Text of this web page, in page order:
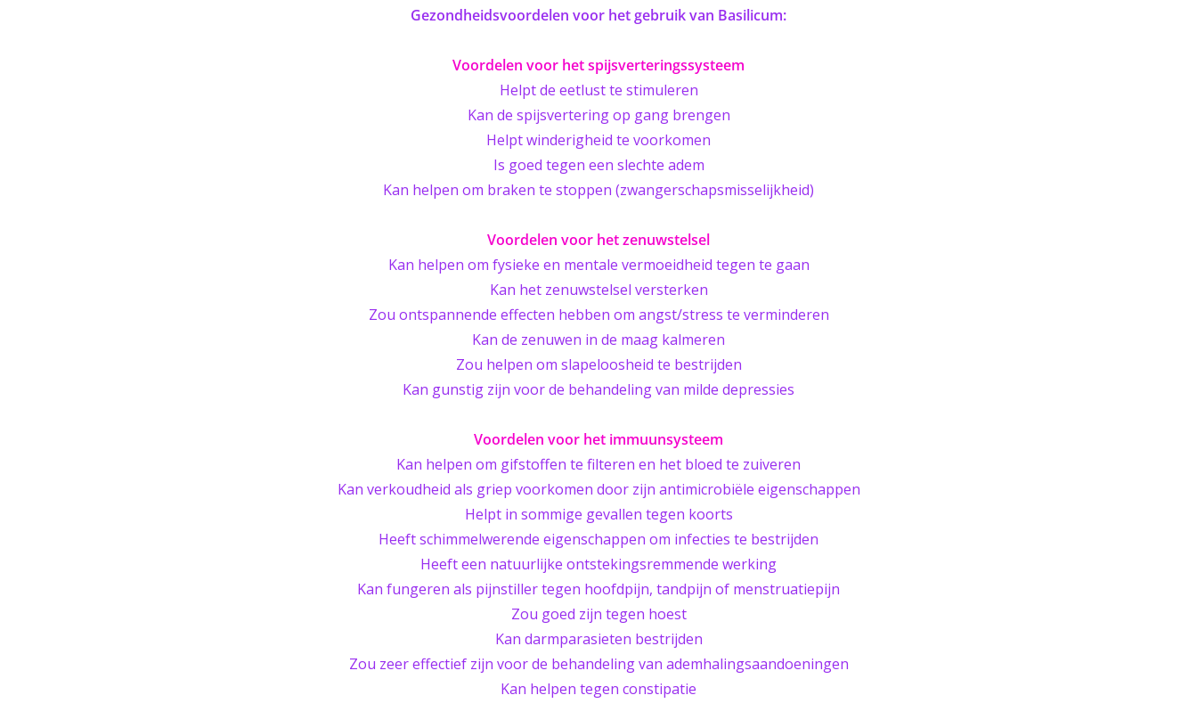
Gezondheidsvoordelen voor het gebruik van Basilicum:
Voordelen voor het spijsverteringssysteem
Helpt de eetlust te stimuleren
Kan de spijsvertering op gang brengen
Helpt winderigheid te voorkomen
Is goed tegen een slechte adem
Kan helpen om braken te stoppen (zwangerschapsmisselijkheid)
Voordelen voor het zenuwstelsel
Kan helpen om fysieke en mentale vermoeidheid tegen te gaan
Kan het zenuwstelsel versterken
Zou ontspannende effecten hebben om angst/stress te verminderen
Kan de zenuwen in de maag kalmeren
Zou helpen om slapeloosheid te bestrijden
Kan gunstig zijn voor de behandeling van milde depressies
Voordelen voor het immuunsysteem
Kan helpen om gifstoffen te filteren en het bloed te zuiveren
Kan verkoudheid als griep voorkomen door zijn antimicrobiële eigenschappen
Helpt in sommige gevallen tegen koorts
Heeft schimmelwerende eigenschappen om infecties te bestrijden
Heeft een natuurlijke ontstekingsremmende werking
Kan fungeren als pijnstiller tegen hoofdpijn, tandpijn of menstruatiepijn
Zou goed zijn tegen hoest
Kan darmparasieten bestrijden
Zou zeer effectief zijn voor de behandeling van ademhalingsaandoeningen
Kan helpen tegen constipatie